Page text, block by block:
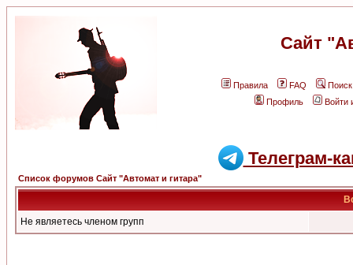
Сайт
Правила FAQ
Поиск
Профиль
Войти
Телеграм-
Список форумов Сайт "Автомат и гитара"
Не являетесь членом групп